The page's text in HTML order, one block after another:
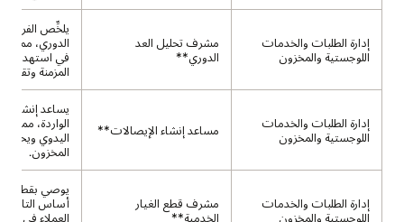
إدارة الطلبات والخدمات
اللوجستية والمخزون
مشرف تحليل العد
الدوري**
يلخِّص الفروق
الدوري، مما
في استهداف
المزمنة
إدارة الطلبات والخدمات
اللوجستية والمخزون
مساعد إنشاء الإيصالات**
يساعد إنشاء
الواردة، مما
اليدوي
المخزون.
إدارة الطلبات والخدمات
اللوجستية والمخزون
مشرف قطع الغيار
الخدمية**
يوصي بقطع
أساس
العملاء في